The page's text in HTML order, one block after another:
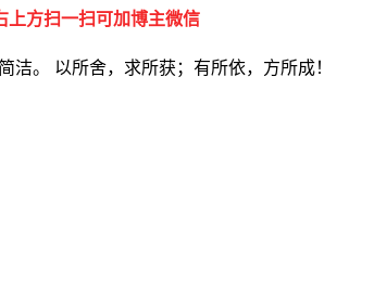
上方扫一扫可加博主微信
。 以所舍，求所获；有所依，方所成！